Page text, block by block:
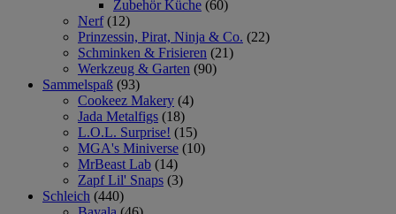
Zubehör Küche (60)
Nerf (12)
Prinzessin, Pirat, Ninja & Co. (22)
Schminken & Frisieren (21)
Werkzeug & Garten (90)
Sammelspaß (93)
Cookeez Makery (4)
Jada Metalfigs (18)
L.O.L. Surprise! (15)
MGA's Miniverse (10)
MrBeast Lab (14)
Zapf Lil' Snaps (3)
Schleich (440)